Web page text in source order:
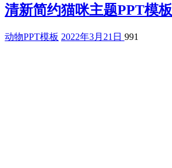
清新简约猫咪主题PPT模板
动物PPT模板 2022年3月21日 991